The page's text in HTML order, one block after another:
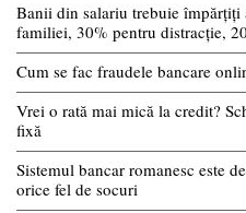
Banii din salariu trebuie
familiei, 30% pentru distracție,
Cum se fac fraudele bancare
Vrei o rată mai mică la credit?
fixă
Sistemul bancar romanesc este
orice fel de socuri